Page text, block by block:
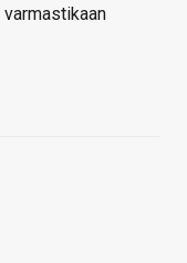
varmastikaan